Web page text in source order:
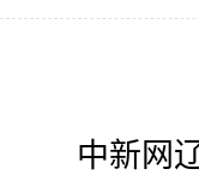
中新网辽